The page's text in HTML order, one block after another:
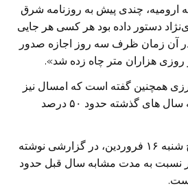
ارومیه، چندی پیش به روزنامه شرق
دستور داده بود هر کسی هر جایی
آن زمان ظرف سه روز اجازه صدور
هزاران متر چاه زده شد».
همچنین گفته است که امسال نیز
میزان بارندگی نسبت به سال های گذشته حدود ۵۰ درصد
خبرگزاری ایسنا روز پنج شنبه ۱۶ فروردین، در گزارشی نوشته
نسبت به مدت مشابه سال قبل حدود